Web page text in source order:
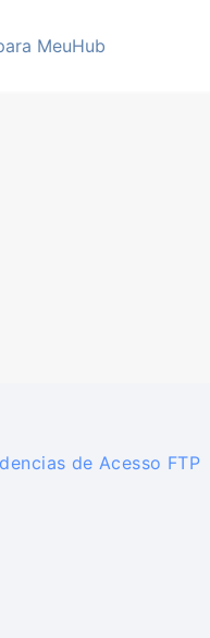
MeuHub
de Acesso FTP